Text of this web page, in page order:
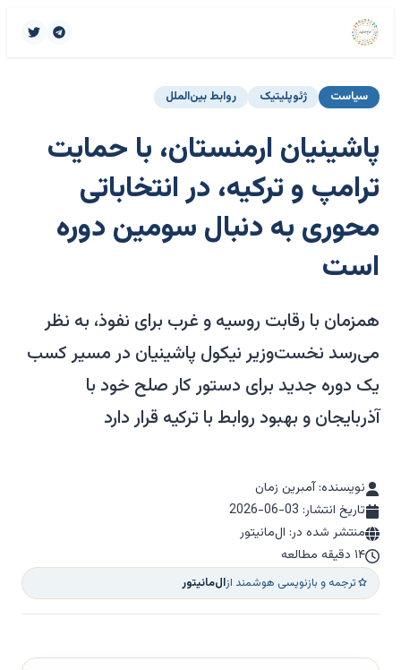
سیاست ژئوپلیتیک روابط بین‌الملل
پاشینیان ارمنستان، با حمایت
ترامپ و ترکیه، در انتخاباتی
محوری به دنبال سومین دوره
است
همزمان با رقابت روسیه و غرب برای نفوذ، به نظر
می‌رسد نخست‌وزیر نیکول پاشینیان در مسیر کسب
یک دوره جدید برای دستور کار صلح خود با
آذربایجان و بهبود روابط با ترکیه قرار دارد
نویسنده: آمبرین زمان
تاریخ انتشار: 2026-06-03
منتشر شده در: ال‌مانیتور
۱۴ دقیقه مطالعه
ترجمه و بازنویسی هوشمند ازال‌مانیتور